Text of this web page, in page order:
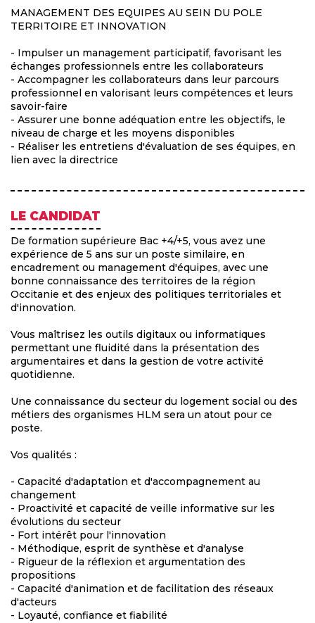
MANAGEMENT DES EQUIPES AU SEIN DU POLE
TERRITOIRE ET INNOVATION
- Impulser un management participatif, favorisant les
échanges professionnels entre les collaborateurs
- Accompagner les collaborateurs dans leur parcours
professionnel en valorisant leurs compétences et leurs
savoir-faire
- Assurer une bonne adéquation entre les objectifs, le
niveau de charge et les moyens disponibles
- Réaliser les entretiens d'évaluation de ses équipes, en
lien avec la directrice
LE CANDIDAT
De formation supérieure Bac +4/+5, vous avez une
expérience de 5 ans sur un poste similaire, en
encadrement ou management d'équipes, avec une
bonne connaissance des territoires de la région
Occitanie et des enjeux des politiques territoriales et
d'innovation.
Vous maîtrisez les outils digitaux ou informatiques
permettant une fluidité dans la présentation des
argumentaires et dans la gestion de votre activité
quotidienne.
Une connaissance du secteur du logement social ou des
métiers des organismes HLM sera un atout pour ce
poste.
Vos qualités :
- Capacité d'adaptation et d'accompagnement au
changement
- Proactivité et capacité de veille informative sur les
évolutions du secteur
- Fort intérêt pour l'innovation
- Méthodique, esprit de synthèse et d'analyse
- Rigueur de la réflexion et argumentation des
propositions
- Capacité d'animation et de facilitation des réseaux
d'acteurs
- Loyauté, confiance et fiabilité